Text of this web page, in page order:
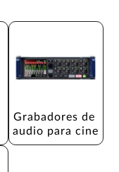
Grabadores de
audio para cine